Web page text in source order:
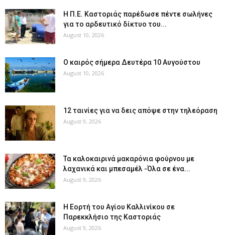
Η Π.Ε. Καστοριάς παρέδωσε πέντε σωλήνες
για το αρδευτικό δίκτυο του...
August 10, 2026
Ο καιρός σήμερα Δευτέρα 10 Αυγούστου
August 10, 2026
12 ταινίες για να δεις απόψε στην τηλεόραση
August 9, 2026
Τα καλοκαιρινά μακαρόνια φούρνου με
λαχανικά και μπεσαμέλ -Όλα σε ένα...
August 9, 2026
H Εορτή του Αγίου Καλλινίκου σε
Παρεκκλήσιο της Καστοριάς
August 9, 2026